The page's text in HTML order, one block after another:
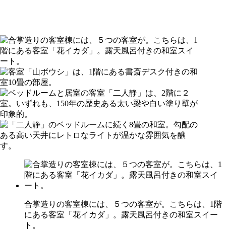
合掌造りの客室棟には、５つの客室が。こちらは、1階
にある客室「花イカダ」。露天風呂付きの和室スイー
ト。